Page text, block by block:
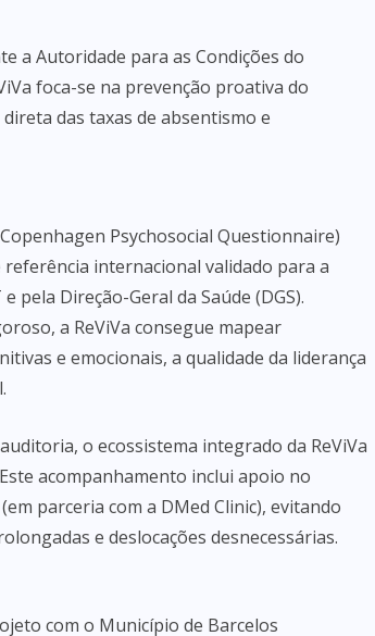
a Autoridade para as Condições do
foca-se na prevenção proativa do
das taxas de absentismo e
Psychosocial Questionnaire)
internacional validado para a
pela Direção-Geral da Saúde (DGS).
a ReViVa consegue mapear
e emocionais, a qualidade da liderança
o ecossistema integrado da ReViVa
acompanhamento inclui apoio no
parceria com a DMed Clinic), evitando
e deslocações desnecessárias.
com o Município de Barcelos